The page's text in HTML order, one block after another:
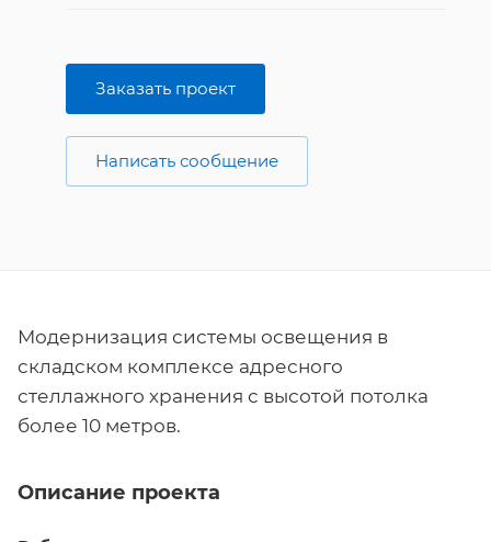
Заказать проект
Написать сообщение
Модернизация системы освещения в
складском комплексе адресного
стеллажного хранения с высотой потолка
более 10 метров.
Описание проекта